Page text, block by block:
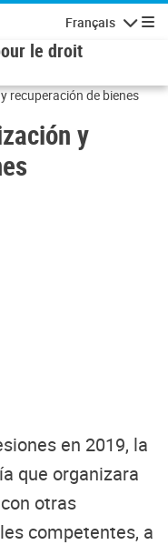
Français
le droit
recuperación de bienes
y
en 2019, la
que organizara
otras
competentes, a